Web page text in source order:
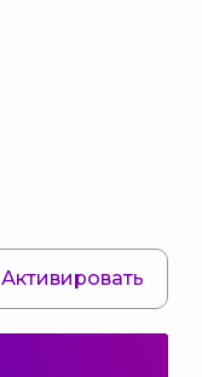
Активировать